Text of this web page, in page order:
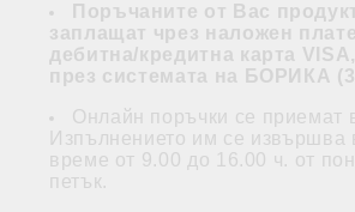
Поръчаните от Вас
заплащат чрез наложен
дебитна/кредитна карта
през системата на БОРИКА
Онлайн поръчки се приемат
Изпълнението им се извършва
време от 9.00 до 16.00 ч. от
петък.